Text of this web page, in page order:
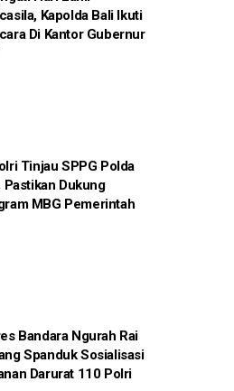
Kapolda Bali Ikuti
Di Kantor Gubernur
Tinjau SPPG Polda
Pastikan Dukung
MBG Pemerintah
Bandara Ngurah Rai
Spanduk Sosialisasi
Darurat 110 Polri